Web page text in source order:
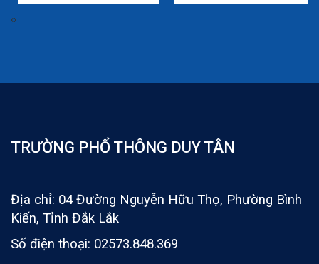
‹›
TRƯỜNG PHỔ THÔNG DUY TÂN
Địa chỉ: 04 Đường Nguyễn Hữu Thọ, Phường Bình
Kiến, Tỉnh Đắk Lắk
Số điện thoại: 02573.848.369